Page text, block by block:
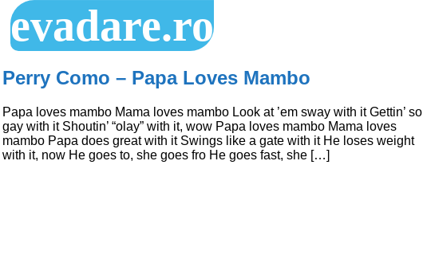
evadare.ro
Perry Como – Papa Loves Mambo
Papa loves mambo Mama loves mambo Look at ’em sway with it Gettin’ so
gay with it Shoutin’ “olay” with it, wow Papa loves mambo Mama loves
mambo Papa does great with it Swings like a gate with it He loses weight
with it, now He goes to, she goes fro He goes fast, she […]